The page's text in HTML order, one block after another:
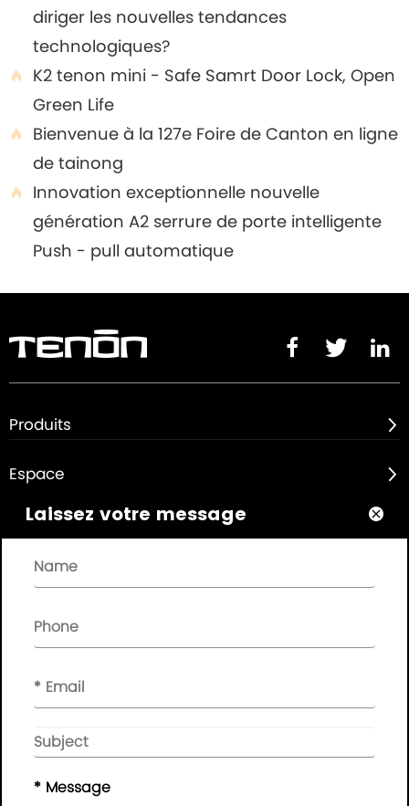
diriger les nouvelles tendances
technologiques?

K2 tenon mini - Safe Samrt Door Lock, Open
Green Life

Bienvenue à la 127e Foire de Canton en ligne
de tainong

Innovation exceptionnelle nouvelle
génération A2 serrure de porte intelligente
Push - pull automatique
  
Produits 
Espace 
À propos de
Liens rapides
Veuillez laisser votre message ici, nous vous ferons part de
© Copyright - 2010-2019 :Guangdong AP Tenon Sci.&
Tech. Co., Ltd.Tous droits réservés
Laissez votre message 
* Message